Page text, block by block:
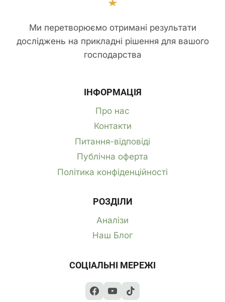
Ми перетворюємо отримані результати
досліджень на прикладні рішення для вашого
господарства
ІНФОРМАЦІЯ
Про нас
Контакти
Питання-відповіді
Публічна оферта
Політика конфіденційності
РОЗДІЛИ
Аналізи
Наш Блог
СОЦІАЛЬНІ МЕРЕЖІ